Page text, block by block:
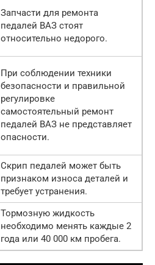
Запчасти для ремонта
педалей ВАЗ стоят
относительно недорого.
При соблюдении техники
безопасности и правильной
регулировке
самостоятельный ремонт
педалей ВАЗ не представляет
опасности.
Скрип педалей может быть
признаком износа деталей и
требует устранения.
Тормозную жидкость
необходимо менять каждые 2
года или 40 000 км пробега.